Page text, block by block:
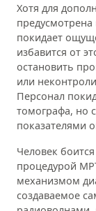
Хотя для
покидает
избавится от
остановить
или
Персонал
томографа, но
показателями
Человек
процедурой
механизмом
создаваемое